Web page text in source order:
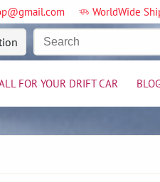
WorldWide
FOR YOUR DRIFT CAR